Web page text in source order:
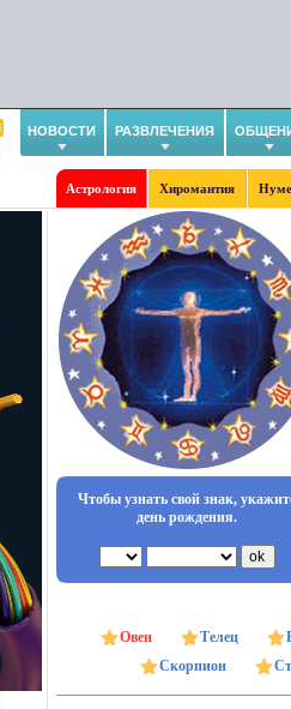
НОВОСТИ РАЗВЛЕЧЕНИЯ
Астрология Хиромантия
Чтобы узнать свой знак,
день рождения.
Овен Телец
Скорпион